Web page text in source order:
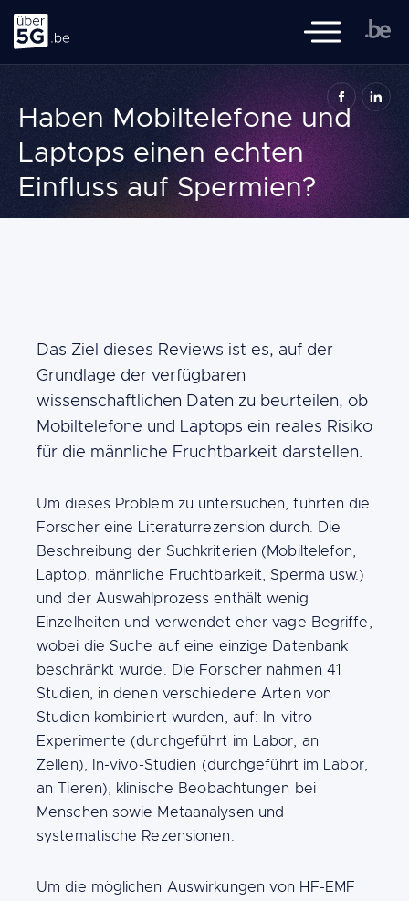
Ueber 5G
Mobile
Ueber5G.be ist eine Initiative der föderalen Regierung, der
flämischen, wallonischen und Brüsseler Behörden, des FÖD
Volksgesundheit, und des BIPT, mit der Zusammenarbeit von
Sciensano
Navigation
principale Literaturübersicht
FR NL DE
Haben Mobiltelefone und
Laptops einen echten
Einfluss auf Spermien?
Building
blocks
Content
Das Ziel dieses Reviews ist es, auf der
Grundlage der verfügbaren
wissenschaftlichen Daten zu beurteilen, ob
Mobiltelefone und Laptops ein reales Risiko
für die männliche Fruchtbarkeit darstellen.
Content
Um dieses Problem zu untersuchen, führten die
Forscher eine Literaturrezension durch. Die
Beschreibung der Suchkriterien (Mobiltelefon,
Laptop, männliche Fruchtbarkeit, Sperma usw.)
und der Auswahlprozess enthält wenig
Einzelheiten und verwendet eher vage Begriffe,
wobei die Suche auf eine einzige Datenbank
beschränkt wurde. Die Forscher nahmen 41
Studien, in denen verschiedene Arten von
Studien kombiniert wurden, auf: In-vitro-
Experimente (durchgeführt im Labor, an
Zellen), In-vivo-Studien (durchgeführt im Labor,
an Tieren), klinische Beobachtungen bei
Menschen sowie Metaanalysen und
systematische Rezensionen.
Um die möglichen Auswirkungen von HF-EMF